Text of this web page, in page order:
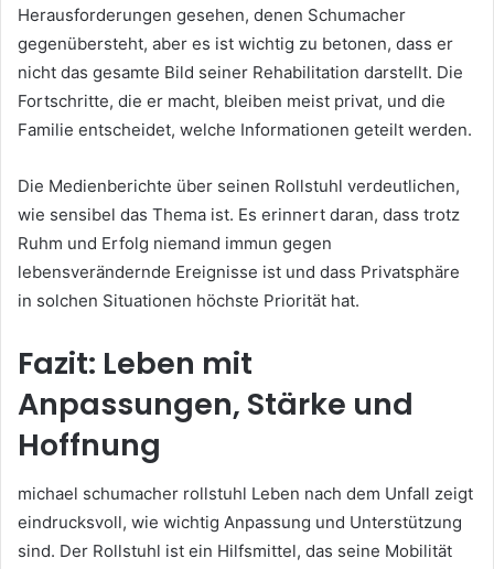
Herausforderungen gesehen, denen Schumacher
gegenübersteht, aber es ist wichtig zu betonen, dass er
nicht das gesamte Bild seiner Rehabilitation darstellt. Die
Fortschritte, die er macht, bleiben meist privat, und die
Familie entscheidet, welche Informationen geteilt werden.
Die Medienberichte über seinen Rollstuhl verdeutlichen,
wie sensibel das Thema ist. Es erinnert daran, dass trotz
Ruhm und Erfolg niemand immun gegen
lebensverändernde Ereignisse ist und dass Privatsphäre
in solchen Situationen höchste Priorität hat.
Fazit: Leben mit
Anpassungen, Stärke und
Hoffnung
michael schumacher rollstuhl Leben nach dem Unfall zeigt
eindrucksvoll, wie wichtig Anpassung und Unterstützung
sind. Der Rollstuhl ist ein Hilfsmittel, das seine Mobilität